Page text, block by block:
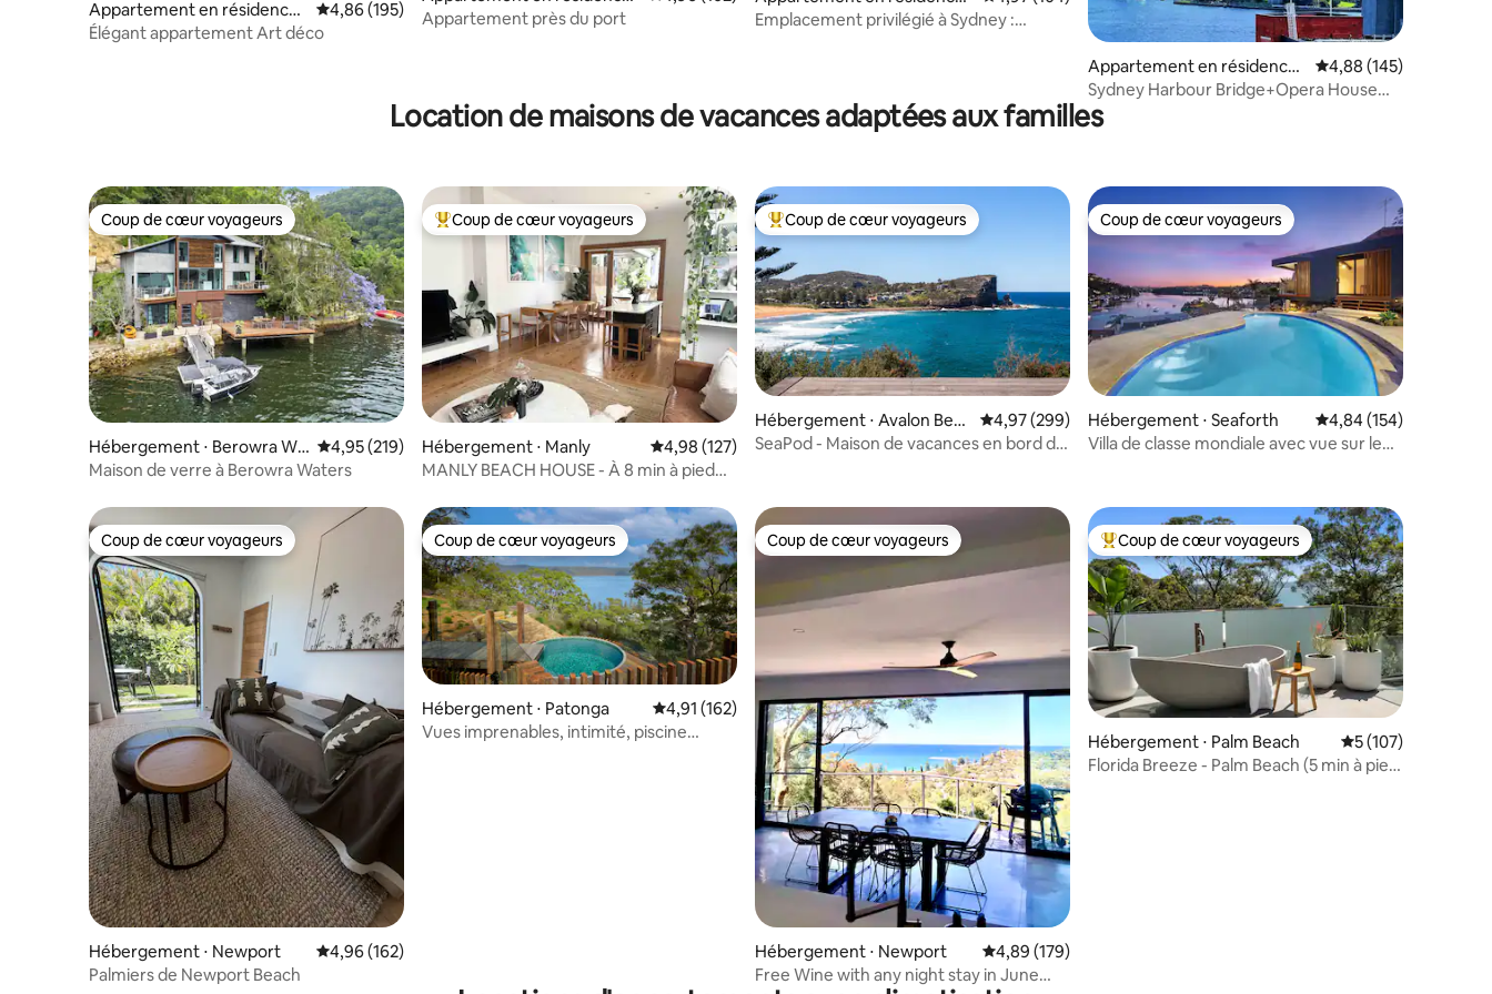
Appartement en résidence ⋅
Bellevue Hill
Évaluation moyenne sur la base de 195 commentaires : 4,86 sur 5
4,86 (195)
Élégant appartement Art déco
Elizabeth Bay
Appartement près du port
Elizabeth Bay
Emplacement privilégié à Sydney :
Appartement en résidence ⋅
Kirribilli
Évaluation moyenne
4,88 (145)
Sydney Harbour Bridge+Opera House
Views 1 parking
Location de maisons de vacances adaptées aux familles
Coup de cœur voyageurs
Coup de cœur voyageurs
Hébergement ⋅ Berowra Wa
ters
Évaluation moyenne sur la base de 219 commentaires : 4,95 sur 5
4,95 (219)
Maison de verre à Berowra Waters
Coups de cœur voyageurs les plus appréciés
Coup de cœur voyageurs
Hébergement ⋅ Manly Évaluation moyenne sur la base de 127 commentaires : 4,98 sur 5
4,98 (127)
MANLY BEACH HOUSE - À 8 min à pied
Coups de cœur voyageurs les plus appréciés
Coup de cœur voyageurs
Hébergement ⋅ Avalon Beac
h
Évaluation moyenne sur la base de 299 commentaires : 4,97 sur 5
4,97 (299)
SeaPod - Maison de vacances en bord de
Coup de cœur voyageurs
Coup de cœur voyageurs
Hébergement ⋅ Seaforth Évaluation moyenne
4,84 (154)
Villa de classe mondiale avec vue sur le
Coup de cœur voyageurs
Coup de cœur voyageurs
Hébergement ⋅ Newport Évaluation moyenne sur la base de 162 commentaires : 4,96 sur 5
4,96 (162)
Palmiers de Newport Beach
Coup de cœur voyageurs
Coup de cœur voyageurs
Hébergement ⋅ Patonga Évaluation moyenne sur la base de 162 commentaires : 4,91 sur 5
4,91 (162)
Vues imprenables, intimité, piscine
Coup de cœur voyageurs
Coup de cœur voyageurs
Hébergement ⋅ Newport Évaluation moyenne sur la base de 179 commentaires : 4,89 sur 5
4,89 (179)
Free Wine with any night stay in June
Coups de cœur voyageurs les plus appréciés
Coup de cœur voyageurs
Hébergement ⋅ Palm Beach Évaluation
5 (107)
Florida Breeze - Palm Beach (5 min à pied